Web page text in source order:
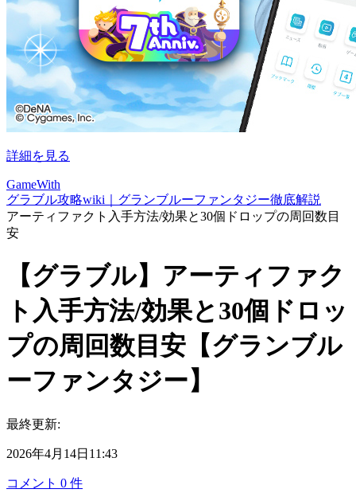
詳細を見る
GameWith
グラブル攻略wiki｜グランブルーファンタジー徹底解説
アーティファクト入手方法/効果と30個ドロップの周回数目
安
【グラブル】アーティファク
ト入手方法/効果と30個ドロッ
プの周回数目安【グランブル
ーファンタジー】
最終更新:
2026年4月14日11:43
コメント 0 件